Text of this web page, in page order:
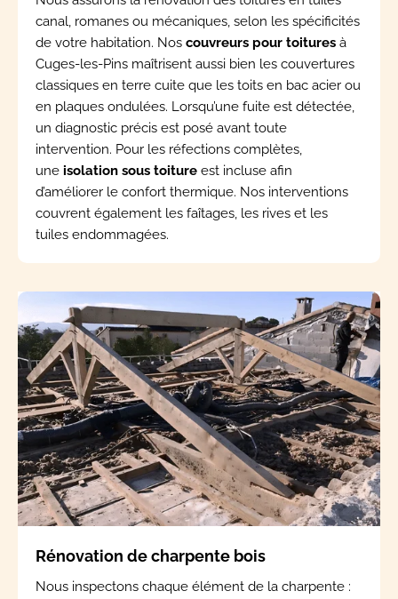
canal, romanes ou mécaniques, selon les spécificités
de votre habitation. Nos couvreurs pour toitures à
Cuges-les-Pins maîtrisent aussi bien les couvertures
classiques en terre cuite que les toits en bac acier ou
en plaques ondulées. Lorsqu’une fuite est détectée,
un diagnostic précis est posé avant toute
intervention. Pour les réfections complètes,
une isolation sous toiture est incluse afin
d’améliorer le confort thermique. Nos interventions
couvrent également les faîtages, les rives et les
tuiles endommagées.
Rénovation de charpente bois
Nous inspectons chaque élément de la charpente :